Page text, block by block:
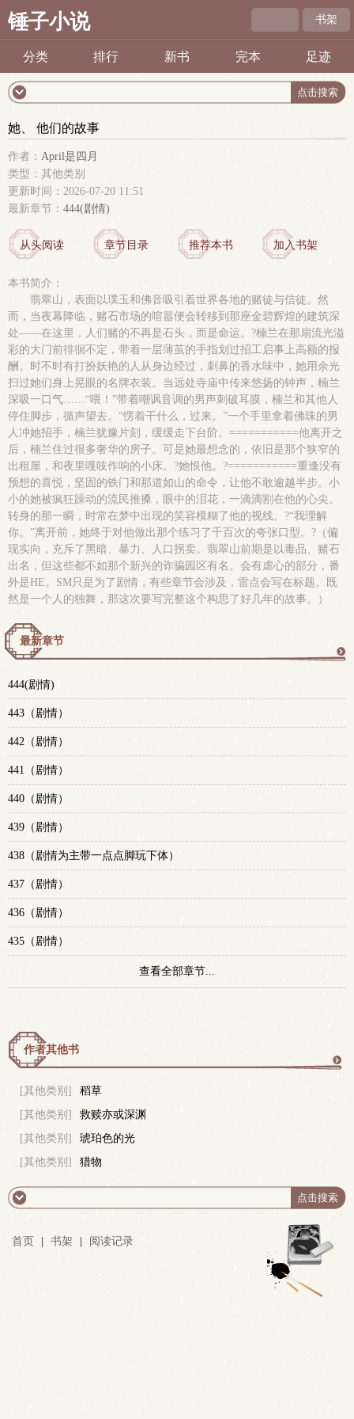
锤子小说 书架
分类 排行 新书 完本 足迹
她、 他们的故事
作者： April是四月
类型：其他类别
更新时间：2026-07-20 11:51
最新章节： 444(剧情)
从头阅读 章节目录 推荐本书 加入书架
本书简介：
翡翠山，表面以璞玉和佛音吸引着世界各地的赌徒与信徒。然
而，当夜幕降临，赌石市场的喧嚣便会转移到那座金碧辉煌的建筑深
处——在这里，人们赌的不再是石头，而是命运。?楠兰在那扇流光溢
彩的大门前徘徊不定，带着一层薄茧的手指划过招工启事上高额的报
酬。时不时有打扮妖艳的人从身边经过，刺鼻的香水味中，她用余光
扫过她们身上晃眼的名牌衣装。当远处寺庙中传来悠扬的钟声，楠兰
深吸一口气……“喂！”带着嘲讽音调的男声刺破耳膜，楠兰和其他人
停住脚步，循声望去。“愣着干什么，过来。”一个手里拿着佛珠的男
人冲她招手，楠兰犹豫片刻，缓缓走下台阶。===========他离开之
后，楠兰住过很多奢华的房子。可是她最想念的，依旧是那个狭窄的
出租屋，和夜里嘎吱作响的小床。?她恨他。?===========重逢没有
预想的喜悦，坚固的铁门和那道如山的命令，让他不敢逾越半步。小
小的她被疯狂躁动的流民推搡，眼中的泪花，一滴滴割在他的心尖。
转身的那一瞬，时常在梦中出现的笑容模糊了他的视线。?“我理解
你。”离开前，她终于对他做出那个练习了千百次的夸张口型。?（偏
现实向，充斥了黑暗、暴力、人口拐卖。翡翠山前期是以毒品、赌石
出名，但这些都不如那个新兴的诈骗园区有名。会有虐心的部分，番
外是HE。SM只是为了剧情，有些章节会涉及，雷点会写在标题。既
然是一个人的独舞，那这次要写完整这个构思了好几年的故事。）
最新章节
444(剧情)
443（剧情）
442（剧情）
441（剧情）
440（剧情）
439（剧情）
438（剧情为主带一点点脚玩下体）
437（剧情）
436（剧情）
435（剧情）
查看全部章节...
作者其他书
[其他类别]
稻草
[其他类别]
救赎亦或深渊
[其他类别]
琥珀色的光
[其他类别]
猎物
首页 书架 阅读记录